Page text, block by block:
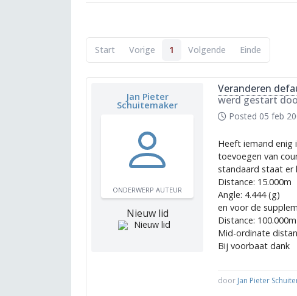
Start Vorige 1 Volgende Einde
Jan Pieter
Schuitemaker
ONDERWERP AUTEUR
Nieuw lid
Veranderen
werd gestart
Posted 05 feb
Heeft iemand enig
toevoegen van
standaard staat er
Distance: 15.000m
Angle: 4.444 (g)
en voor de
Distance: 100.000m
Mid-ordinate
Bij voorbaat dank
door Jan Pieter